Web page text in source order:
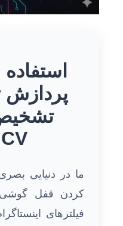
استفاده
پردازش
ما در دنیایی
کردن قفل گوشی
فیلترهای